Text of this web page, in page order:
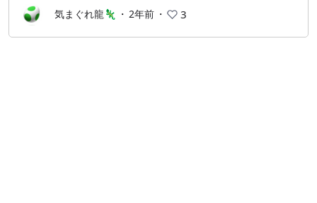
り込まれており、自社（他社も）のパロディも豊富な
技やキャラなのでクスッとしてしまいます
気まぐれ龍🦎 ・ 2年前 ・ 3